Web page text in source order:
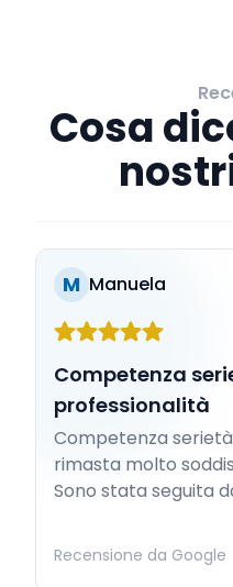
Cosa
M Manuela
Competenza
professionalità
Competenza
rimasta molto
Sono stata seguita
Recensione da Google